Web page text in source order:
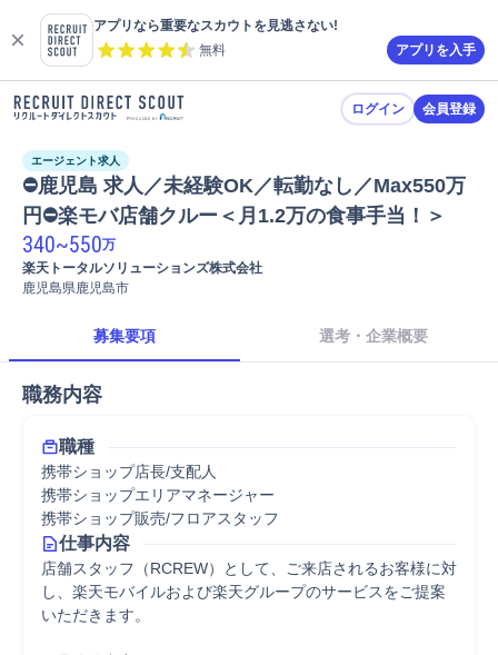
アプリなら重要なスカウトを見逃さない!
無料
アプリを入手
ログイン 会員登録
エージェント求人
⛔鹿児島 求人／未経験OK／転勤なし／Max550万
円⛔楽モバ店舗クルー＜月1.2万の食事手当！＞
340~550万
楽天トータルソリューションズ株式会社
鹿児島県鹿児島市
募集要項 選考・企業概要
職務内容
職種
携帯ショップ店長/支配人
携帯ショップエリアマネージャー
携帯ショップ販売/フロアスタッフ
仕事内容
店舗スタッフ（RCREW）として、ご来店されるお客様に対
し、楽天モバイルおよび楽天グループのサービスをご提案
いただきます。